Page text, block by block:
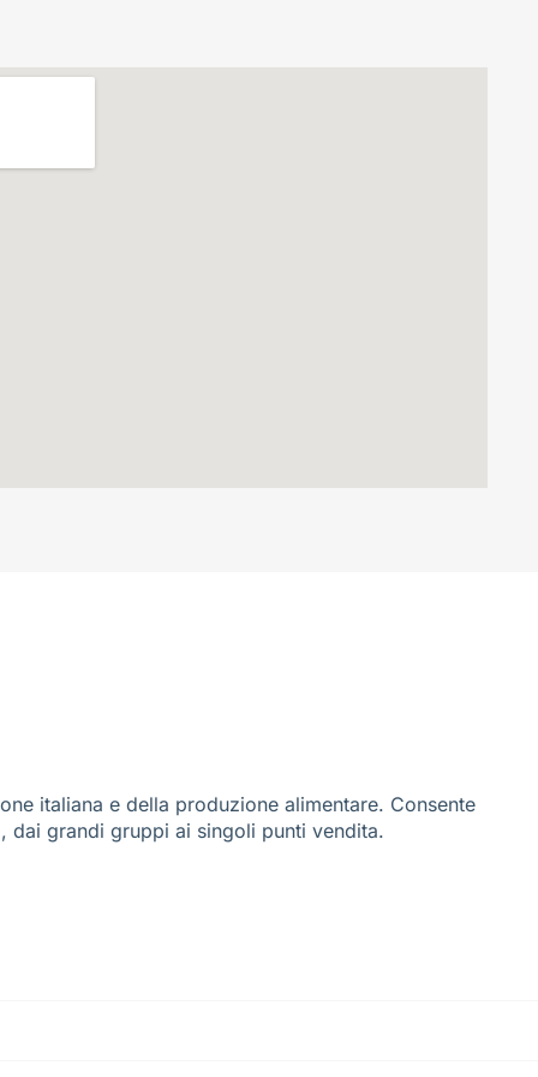
italiana e della produzione alimentare. Consente
grandi gruppi ai singoli punti vendita.